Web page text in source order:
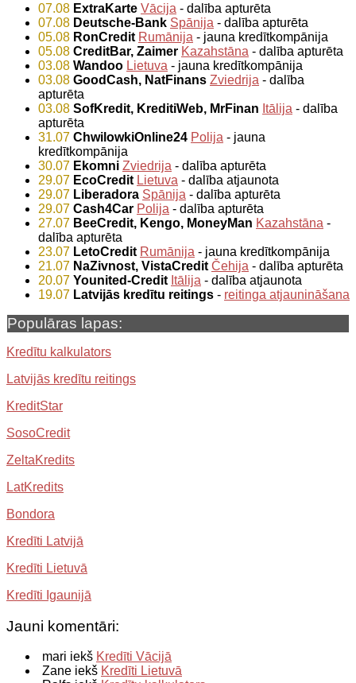
07.08 ExtraKarte Vācija - dalība apturēta
07.08 Deutsche-Bank Spānija - dalība apturēta
05.08 RonCredit Rumānija - jauna kredītkompānija
05.08 CreditBar, Zaimer Kazahstāna - dalība apturēta
03.08 Wandoo Lietuva - jauna kredītkompānija
03.08 GoodCash, NatFinans Zviedrija - dalība
apturēta
03.08 SofKredit, KreditiWeb, MrFinan Itālija - dalība
apturēta
31.07 ChwilowkiOnline24 Polija - jauna
kredītkompānija
30.07 Ekomni Zviedrija - dalība apturēta
29.07 EcoCredit Lietuva - dalība atjaunota
29.07 Liberadora Spānija - dalība apturēta
29.07 Cash4Car Polija - dalība apturēta
27.07 BeeCredit, Kengo, MoneyMan Kazahstāna -
dalība apturēta
23.07 LetoCredit Rumānija - jauna kredītkompānija
21.07 NaZivnost, VistaCredit Čehija - dalība apturēta
20.07 Younited-Credit Itālija - dalība atjaunota
19.07 Latvijās kredītu reitings - reitinga atjaunināšana
Populāras lapas:
Kredītu kalkulators
Latvijās kredītu reitings
KreditStar
SosoCredit
ZeltaKredits
LatKredits
Bondora
Kredīti Latvijā
Kredīti Lietuvā
Kredīti Igaunijā
Jauni komentāri:
mari iekš Kredīti Vācijā
Zane iekš Kredīti Lietuvā